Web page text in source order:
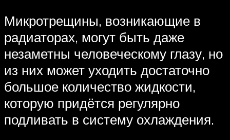
Микротрещины, возникающие в
радиаторах, могут быть даже
незаметны человеческому глазу, но
из них может уходить достаточно
большое количество жидкости,
которую придётся регулярно
подливать в систему охлаждения.